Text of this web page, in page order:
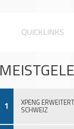
QUICKLINKS
1 XPENG
SCHWEIZ